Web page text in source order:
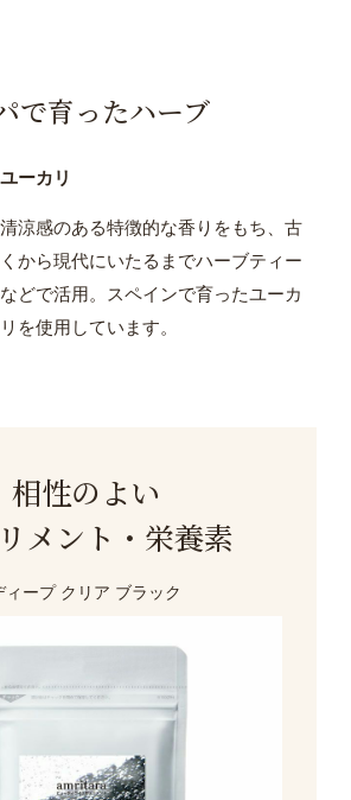
で育ったハーブ
ユーカリ
清涼感のある特徴的な香りをもち、古
くから現代にいたるまでハーブティー
などで活用。スペインで育ったユーカ
リを使用しています。
相性のよい
メント・栄養素
ィープ クリア ブラック